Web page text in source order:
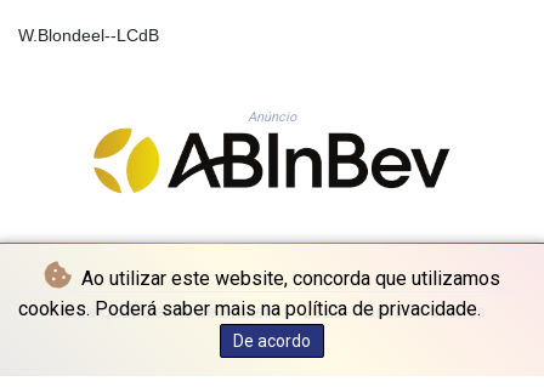
Ao utilizar este website, concorda que utilizamos
cookies. Poderá saber mais na política de privacidade.
De acordo
LRD 208.397567
LSL 18.831591
LTL 3.402675
MDL 20.088564
MGA 4963.869122
MKD 61.548176
MMK 2419.480296
W.Blondeel--LCdB
Anúncio
© La Quotidienne de Bruxelles - 2026 - Todos os direitos
reservados